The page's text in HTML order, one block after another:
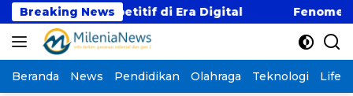
Langsung
ke
konten
Breaking News
Kompetitif di Era Digital Fenomena “Kabur
Beranda News Pendidikan Olahraga Teknologi